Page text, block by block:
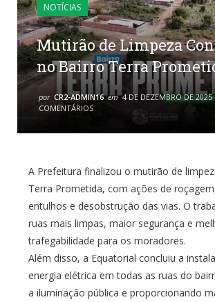
NOTÍCIAS
Mutirão de Limpeza
no Bairro Terra
por CR2-ADMIN16 em 4 DE DEZEMBRO DE 2025
COMENTÁRIOS
A Prefeitura finalizou o mutirão de
Terra Prometida, com ações de
entulhos e desobstrução das vias. O
ruas mais limpas, maior segurança e
trafegabilidade para os moradores.
Além disso, a Equatorial concluiu a
energia elétrica em todas as ruas do
a iluminação pública e proporcionando